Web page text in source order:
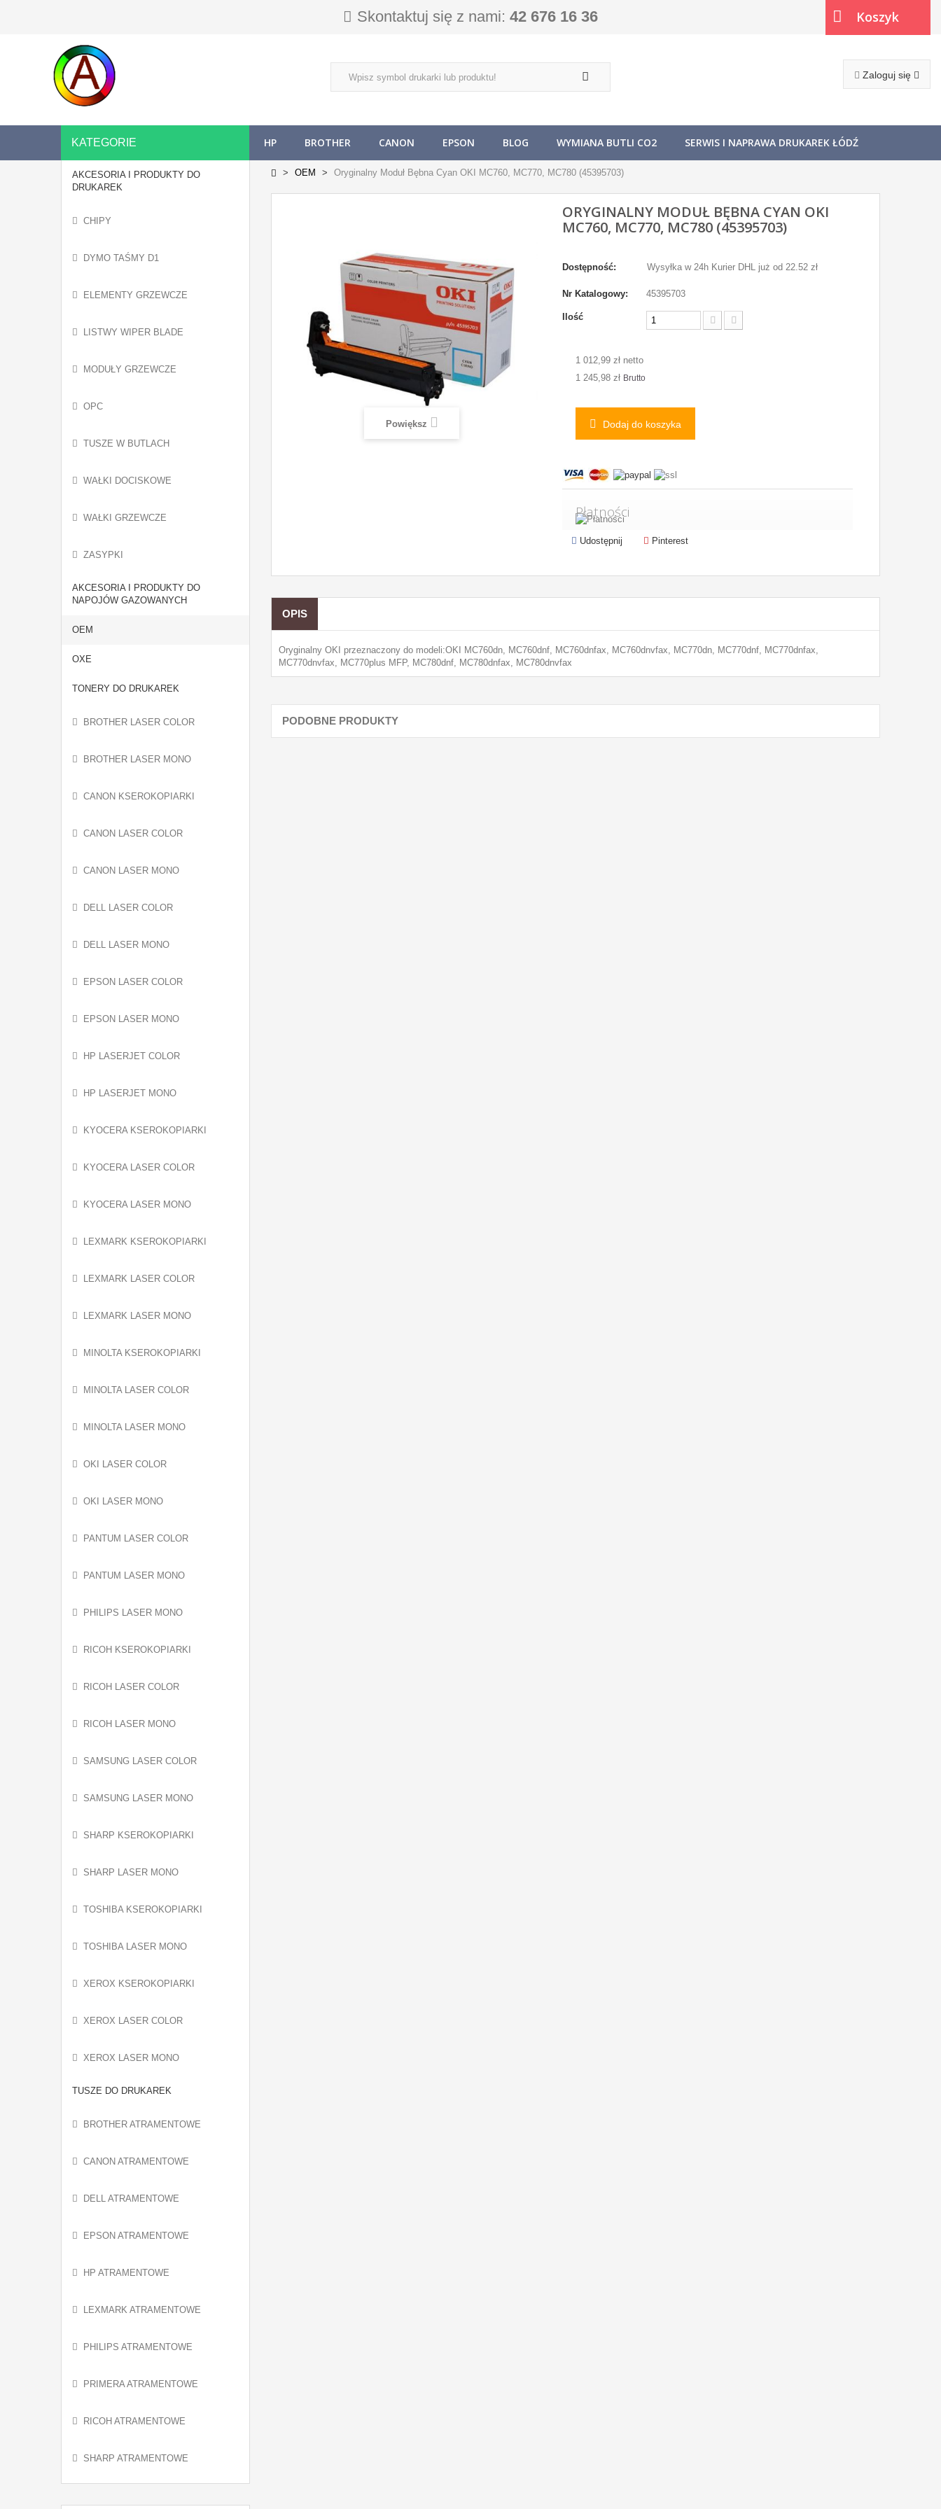
Skontaktuj się z nami: 42 676 16 36
Zaloguj się
Koszyk
KATEGORIE HP BROTHER CANON EPSON BLOG WYMIANA BUTLI CO2 SERWIS I NAPRAWA DRUKAREK ŁÓDŹ
AKCESORIA I PRODUKTY DO
DRUKAREK
CHIPY
DYMO TAŚMY D1
ELEMENTY GRZEWCZE
LISTWY WIPER BLADE
MODUŁY GRZEWCZE
OPC
TUSZE W BUTLACH
WAŁKI DOCISKOWE
WAŁKI GRZEWCZE
ZASYPKI
AKCESORIA I PRODUKTY DO
NAPOJÓW GAZOWANYCH
OEM
OXE
TONERY DO DRUKAREK
BROTHER LASER COLOR
BROTHER LASER MONO
CANON KSEROKOPIARKI
CANON LASER COLOR
CANON LASER MONO
DELL LASER COLOR
DELL LASER MONO
EPSON LASER COLOR
EPSON LASER MONO
HP LASERJET COLOR
HP LASERJET MONO
KYOCERA KSEROKOPIARKI
KYOCERA LASER COLOR
KYOCERA LASER MONO
LEXMARK KSEROKOPIARKI
LEXMARK LASER COLOR
LEXMARK LASER MONO
MINOLTA KSEROKOPIARKI
MINOLTA LASER COLOR
MINOLTA LASER MONO
OKI LASER COLOR
OKI LASER MONO
PANTUM LASER COLOR
PANTUM LASER MONO
PHILIPS LASER MONO
RICOH KSEROKOPIARKI
RICOH LASER COLOR
RICOH LASER MONO
SAMSUNG LASER COLOR
SAMSUNG LASER MONO
SHARP KSEROKOPIARKI
SHARP LASER MONO
TOSHIBA KSEROKOPIARKI
TOSHIBA LASER MONO
XEROX KSEROKOPIARKI
XEROX LASER COLOR
XEROX LASER MONO
TUSZE DO DRUKAREK
BROTHER ATRAMENTOWE
CANON ATRAMENTOWE
DELL ATRAMENTOWE
EPSON ATRAMENTOWE
HP ATRAMENTOWE
LEXMARK ATRAMENTOWE
PHILIPS ATRAMENTOWE
PRIMERA ATRAMENTOWE
RICOH ATRAMENTOWE
SHARP ATRAMENTOWE
OEM Oryginalny Moduł Bębna Cyan OKI MC760, MC770, MC780 (45395703)
Powiększ
ORYGINALNY MODUŁ BĘBNA CYAN OKI
MC760, MC770, MC780 (45395703)
Dostępność: Wysyłka w 24h Kurier DHL już od 22.52 zł
Nr Katalogowy: 45395703
Ilość
1 012,99 zł netto
1 245,98 zł Brutto
Dodaj do koszyka
Płatności
Udostępnij Pinterest
OPIS
Oryginalny OKI przeznaczony do modeli:OKI MC760dn, MC760dnf, MC760dnfax, MC760dnvfax, MC770dn, MC770dnf, MC770dnfax,
MC770dnvfax, MC770plus MFP, MC780dnf, MC780dnfax, MC780dnvfax
PODOBNE PRODUKTY